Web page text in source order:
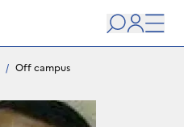
user
/ Off campus